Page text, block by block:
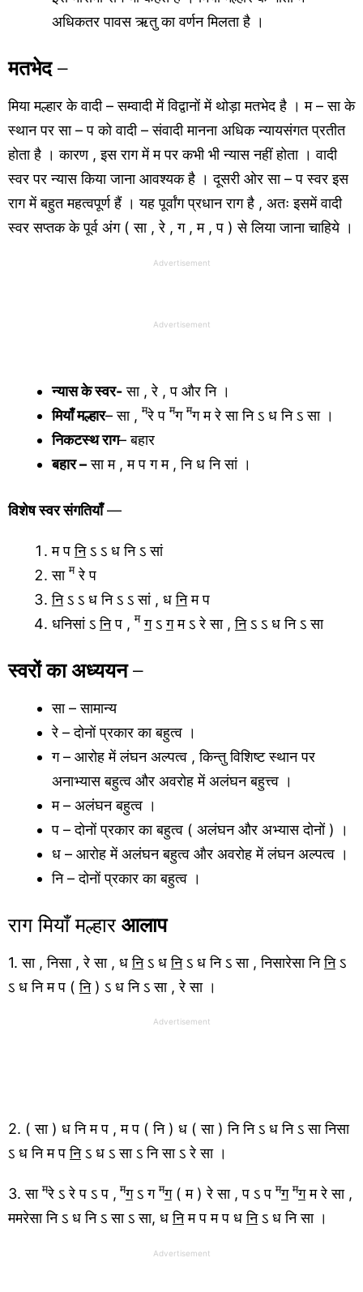
अधिकतर पावस ऋतु का वर्णन मिलता है ।
मतभेद–
मिया मल्हार के वादी – सम्वादी में विद्वानों में थोड़ा मतभेद है । म – सा के
स्थान पर सा – प को वादी – संवादी मानना अधिक न्यायसंगत प्रतीत
होता है । कारण , इस राग में म पर कभी भी न्यास नहीं होता । वादी
स्वर पर न्यास किया जाना आवश्यक है । दूसरी ओर सा – प स्वर इस
राग में बहुत महत्वपूर्ण हैं । यह पूर्वांग प्रधान राग है , अतः इसमें वादी
स्वर सप्तक के पूर्व अंग ( सा , रे , ग , म , प ) से लिया जाना चाहिये ।
Advertisement
Advertisement
न्यास के स्वर-सा , रे , प और नि ।
मियाँ मल्हार– सा , मरे प मग मग म रे सा नि ऽ ध नि ऽ सा ।
निकटस्थ राग– बहार
बहार –सा म , म प ग म , नि ध नि सां ।
विशेष स्वर संगतियाँ—
म पनिऽ ऽ ध नि ऽ सां
सा म रे प
निऽ ऽ ध नि ऽ ऽ सां , धनिम प
धनिसां ऽनिप , म गऽगम ऽ रे सा ,निऽ ऽ ध नि ऽ सा
स्वरों का अध्ययन–
सा – सामान्य
रे – दोनों प्रकार का बहुत्व ।
ग – आरोह में लंघन अल्पत्व , किन्तु विशिष्ट स्थान पर
अनाभ्यास बहुत्व और अवरोह में अलंघन बहुत्त्व ।
म – अलंघन बहुत्व ।
प – दोनों प्रकार का बहुत्व ( अलंघन और अभ्यास दोनों ) ।
ध – आरोह में अलंघन बहुत्व और अवरोह में लंघन अल्पत्व ।
नि – दोनों प्रकार का बहुत्व ।
राग मियाँ मल्हार आलाप
1. सा , निसा , रे सा , धनिऽ धनिऽ ध नि ऽ सा , निसारेसा निनिऽ
ऽ ध नि म प (नि) ऽ ध नि ऽ सा , रे सा ।
Advertisement
2. ( सा ) ध नि म प , म प ( नि ) ध ( सा ) नि नि ऽ ध नि ऽ सा निसा
ऽ ध नि म पनिऽ ध ऽ सा ऽ नि सा ऽ रे सा ।
3.सा मरे ऽ रे प ऽ प , मगऽ ग मग( म ) रे सा , प ऽ प मग मगम रे सा ,
ममरेसा नि ऽ ध नि ऽ सा ऽ सा, धनिम प म प धनिऽ ध नि सा ।
Advertisement